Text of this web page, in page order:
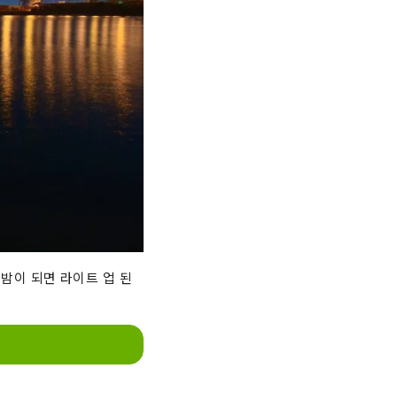
이 되면 라이트 업 된